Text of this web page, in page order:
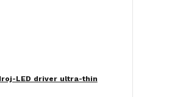
LED driver ultra-thin